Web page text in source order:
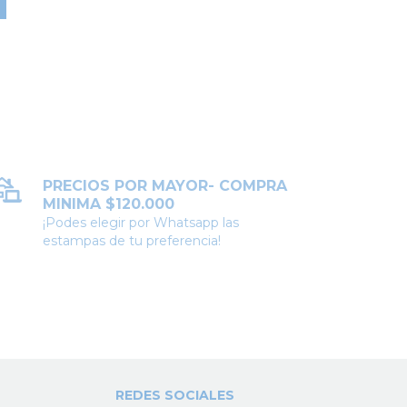
PRECIOS POR MAYOR- COMPRA
MINIMA $120.000
¡Podes elegir por Whatsapp las
estampas de tu preferencia!
REDES SOCIALES